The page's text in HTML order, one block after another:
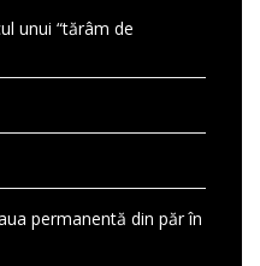
unui “tărâm de
permanentă din păr în